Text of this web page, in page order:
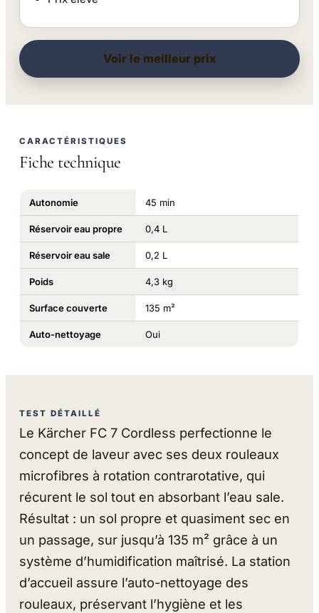
Voir le meilleur prix
CARACTÉRISTIQUES
Fiche technique
Autonomie 45 min
Réservoir eau propre 0,4 L
Réservoir eau sale 0,2 L
Poids 4,3 kg
Surface couverte 135 m²
Auto-nettoyage Oui
TEST DÉTAILLÉ
Le Kärcher FC 7 Cordless perfectionne le
concept de laveur avec ses deux rouleaux
microfibres à rotation contrarotative, qui
récurent le sol tout en absorbant l’eau sale.
Résultat : un sol propre et quasiment sec en
un passage, sur jusqu’à 135 m² grâce à un
système d’humidification maîtrisé. La station
d’accueil assure l’auto-nettoyage des
rouleaux, préservant l’hygiène et les